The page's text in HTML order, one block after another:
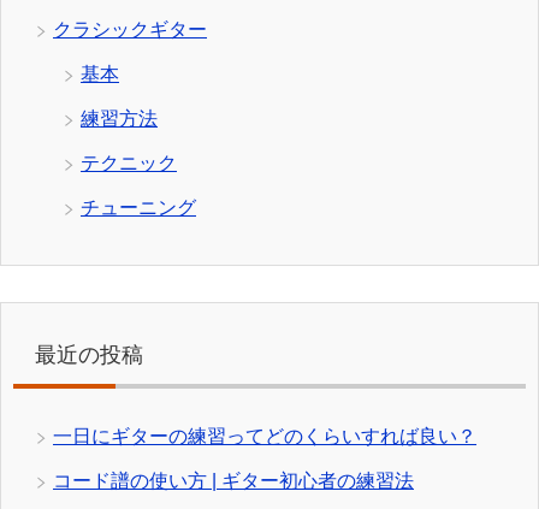
クラシックギター
基本
練習方法
テクニック
チューニング
最近の投稿
一日にギターの練習ってどのくらいすれば良い？
コード譜の使い方 | ギター初心者の練習法